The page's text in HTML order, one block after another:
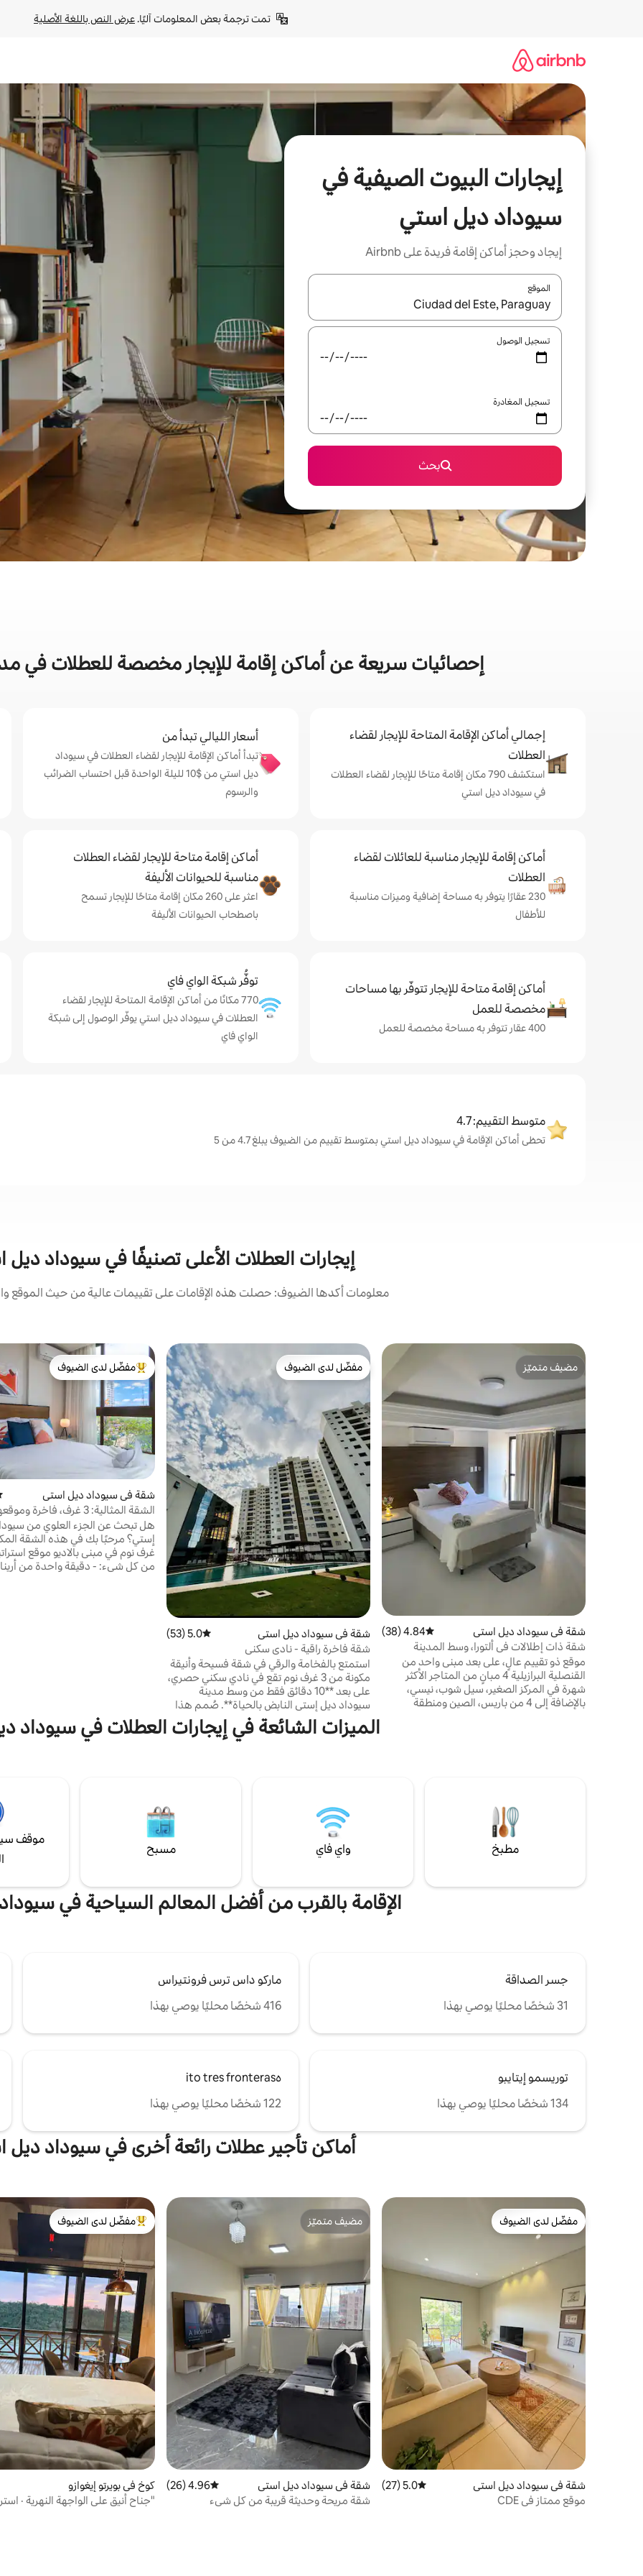
تمت ترجمة بعض المعلومات آليًا. عرض النص باللغة الأصلية
إيجارات البيوت الصيفية في
سيوداد ديل استي
إيجاد وحجز أماكن إقامة فريدة على Airbnb
الموقع
عند توفر النتائج، انتقل باستخدام السهمين لأعلى ولأسفل أو استكشف عن طريق اللمس أو السحب.
تسجيل الوصول
تسجيل المغادرة
بحث
إحصائيات سريعة عن أماكن إقامة للإيجار مخصصة للعطلات في
إجمالي أماكن الإقامة المتاحة للإيجار لقضاء
العطلات
استكشف 790 مكان إقامة متاحًا للإيجار لقضاء العطلات
في سيوداد ديل استي
أسعار الليالي تبدأ من
تبدأ أماكن الإقامة للإيجار لقضاء العطلات في سيوداد
ديل استي من $‏10 لليلة الواحدة قبل احتساب الضرائب
والرسوم
أماكن إقامة للإيجار مناسبة للعائلات لقضاء
العطلات
230 عقارًا يتوفر به مساحة إضافية وميزات مناسبة
للأطفال
أماكن إقامة متاحة للإيجار لقضاء العطلات
مناسبة للحيوانات الأليفة
اعثر على 260 مكان إقامة متاحًا للإيجار تسمح
باصطحاب الحيوانات الأليفة
أماكن إقامة متاحة للإيجار تتوفّر بها مساحات
مخصصة للعمل
400 عقار تتوفر به مساحة مخصصة للعمل
توفُّر شبكة الواي فاي
770 مكانًا من أماكن الإقامة المتاحة للإيجار لقضاء
العطلات في سيوداد ديل استي يوفّر الوصول إلى شبكة
الواي فاي
متوسط التقييم: 4.7
تحظى أماكن الإقامة في سيوداد ديل استي بمتوسط تقييم من الضيوف يبلغ 4.7 من 5
إيجارات العطلات الأعلى تصنيفًا في سيوداد ديل
معلومات أكدها الضيوف: حصلت هذه الإقامات على تقييمات عالية من حيث الموقع
مضيف متميّز
مضيف متميّز
شقة في سيوداد ديل استي متوسط التقييم 4.84 من 5، 38 مراجعات
4.84 (38)
شقة ذات إطلالات في ألتورا، وسط المدينة
موقع ذو تقييم عالٍ، على بعد مبنى واحد من
القنصلية البرازيلية 4 مبانٍ من المتاجر الأكثر
شهرة في المركز الصغير، سيل شوب، نيسي،
بالإضافة إلى 4 من باريس، الصين ومنطقة
مفضّل لدى الضيوف
مفضّل لدى الضيوف
شقة في سيوداد ديل استي متوسط التقييم 5.0 من 5، 53 مراجعات
5.0 (53)
شقة فاخرة راقية - نادي سكني
استمتع بالفخامة والرقي في شقة فسيحة وأنيقة
مكونة من 3 غرف نوم تقع في نادي سكني حصري،
على بعد **10 دقائق فقط من وسط مدينة
سيوداد ديل إستي النابض بالحياة**. صُمم هذا
المسكن لتوفير الراحة والأناقة والوظائف، وهو
مثالي للعائلات أو مجموعات الأصدقاء أو
المسافرين لأغراض العمل. حمام سباحة شبه
من أبرز البيوت المفضّلة لدى الضيوف
مفضّل لدى الضيوف
شقة في سيوداد ديل استي
الشقة المثالية: 3 غرف، فاخرة وموقعها
هل تبحث عن الجزء العلوي من
غرف نوم في مبنى
من كل شيء: - دقيقة واحدة من
الميزات الشائعة في إيجارات العطلات في سيوداد
مطبخ واي فاي مسبح
موقف
الإقامة بالقرب من أفضل المعالم السياحية في
جسر الصداقة
31 شخصًا محليًا يوصي بهذا
ماركو داس ترس فرونتيراس
416 شخصًا محليًا يوصي بهذا
توريسمو إيتايبو
134 شخصًا محليًا يوصي بهذا
هito tres fronteras
122 شخصًا محليًا يوصي بهذا
أماكن تأجير عطلات رائعة أخرى في سيوداد ديل
مفضّل لدى الضيوف
مفضّل لدى الضيوف
شقة في سيوداد ديل استي متوسط التقييم 5.0 من 5، 27 مراجعات
5.0 (27)
موقع ممتاز في CDE
مضيف متميّز
مضيف متميّز
شقة في سيوداد ديل استي متوسط التقييم 4.96 من 5، 26 مراجعات
4.96 (26)
شقة مريحة وحديثة قريبة من كل شيء
من أبرز البيوت المفضّلة لدى الضيوف
مفضّل لدى الضيوف
كوخ في بويرتو إيغوازو
"جناح أنيق على الواجهة النهرية ·